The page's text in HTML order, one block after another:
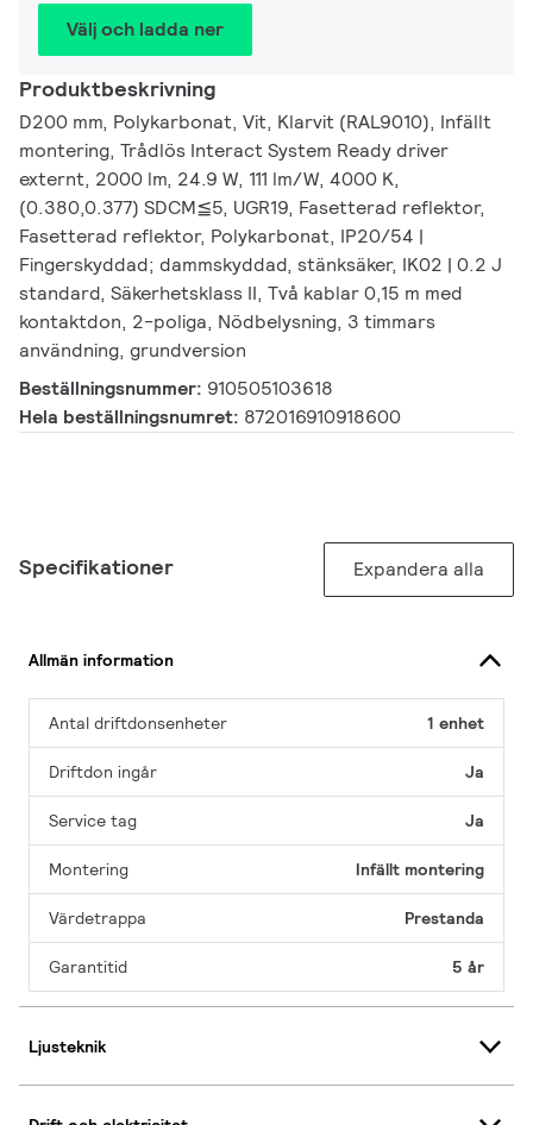
Välj och ladda ner
Produktbeskrivning
D200 mm, Polykarbonat, Vit, Klarvit (RAL9010), Infällt
montering, Trådlös Interact System Ready driver
externt, 2000 lm, 24.9 W, 111 lm/W, 4000 K,
(0.380,0.377) SDCM≦5, UGR19, Fasetterad reflektor,
Fasetterad reflektor, Polykarbonat, IP20/54 |
Fingerskyddad; dammskyddad, stänksäker, IK02 | 0.2 J
standard, Säkerhetsklass II, Två kablar 0,15 m med
kontaktdon, 2-poliga, Nödbelysning, 3 timmars
användning, grundversion
Beställningsnummer: 910505103618
Hela beställningsnumret: 872016910918600
Specifikationer Expandera alla
Allmän information
Antal driftdonsenheter 1 enhet
Driftdon ingår Ja
Service tag Ja
Montering Infällt montering
Värdetrappa Prestanda
Garantitid 5 år
Ljusteknik